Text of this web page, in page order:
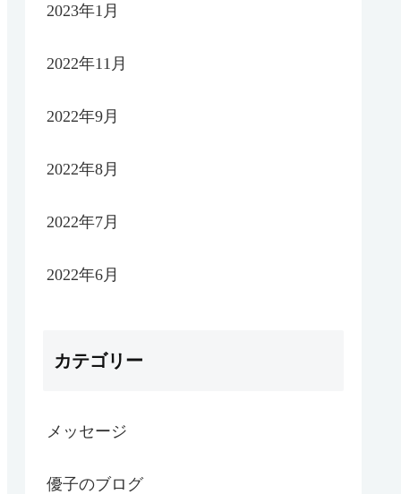
2023年1月
2022年11月
2022年9月
2022年8月
2022年7月
2022年6月
カテゴリー
メッセージ
優子のブログ